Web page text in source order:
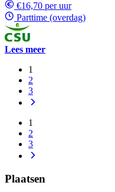
€16,70 per uur
Parttime (overdag)
Lees meer
1
2
3
1
2
3
Plaatsen